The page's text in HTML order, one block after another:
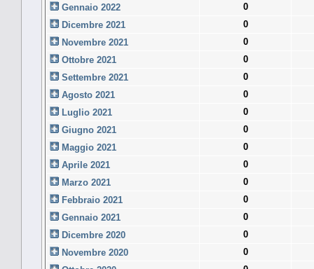
Gennaio 2022
0
Dicembre 2021
0
Novembre 2021
0
Ottobre 2021
0
Settembre 2021
0
Agosto 2021
0
Luglio 2021
0
Giugno 2021
0
Maggio 2021
0
Aprile 2021
0
Marzo 2021
0
Febbraio 2021
0
Gennaio 2021
0
Dicembre 2020
0
Novembre 2020
0